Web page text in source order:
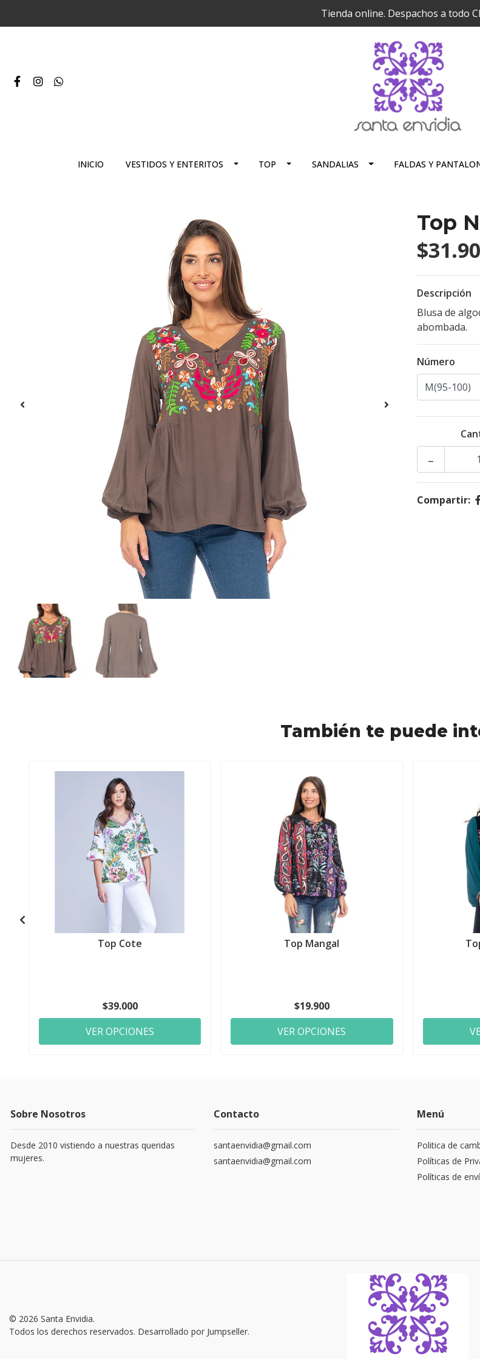
Tienda online. Despachos a todo
INICIO VESTIDOS Y ENTERITOS TOP SANDALIAS FALDAS Y
Top
Descripción
Blusa de
abombada.
Número
-
Compartir:
También te puede
Top Cote
$39.000
VER OPCIONES
Top Mangal
$19.900
VER OPCIONES
Sobre Nosotros
Desde 2010 vistiendo a nuestras queridas
mujeres.
Contacto
santaenvidia@gmail.com
santaenvidia@gmail.com
Menú
Politica de
Políticas de
Políticas de
© 2026 Santa Envidia.
Todos los derechos reservados. Desarrollado por Jumpseller.